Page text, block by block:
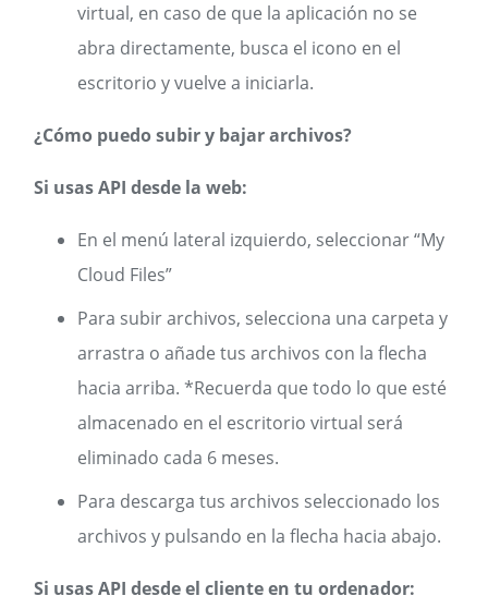
virtual, en caso de que la aplicación no se
abra directamente, busca el icono en el
escritorio y vuelve a iniciarla.
¿Cómo puedo subir y bajar archivos?
Si usas API desde la web:
En el menú lateral izquierdo, seleccionar “My
Cloud Files”
Para subir archivos, selecciona una carpeta y
arrastra o añade tus archivos con la flecha
hacia arriba. *Recuerda que todo lo que esté
almacenado en el escritorio virtual será
eliminado cada 6 meses.
Para descarga tus archivos seleccionado los
archivos y pulsando en la flecha hacia abajo.
Si usas API desde el cliente en tu ordenador: